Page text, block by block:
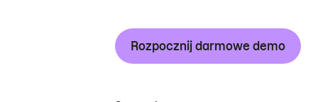
Rozpocznij darmowe demo